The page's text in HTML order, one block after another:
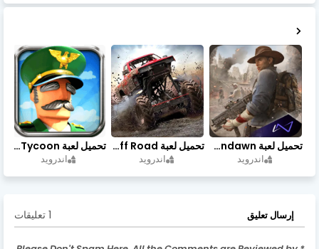
تحميل لعبة Undawn مهكرة للأندرويد أخر إصدار | تحميل مباشر + موارد غير محدودة
اندرويد
تحميل لعبة Trucks Off Road مهكرة اخر اصدار
اندرويد
تحميل لعبة Idle Military SCH Tycoon مهكرة آخر إصدار
اندرويد
إرسال تعليق 1 تعليقات